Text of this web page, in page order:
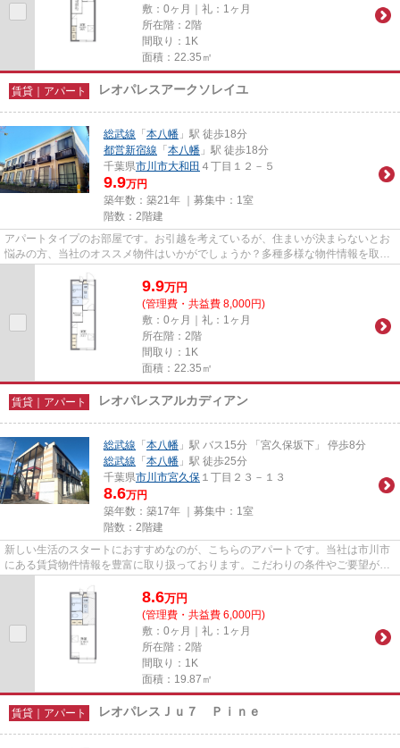
敷：0ヶ月｜礼：1ヶ月
所在階：2階
間取り：1K
面積：22.35㎡
賃貸｜アパート レオパレスアークソレイユ
総武線 「 本八幡 」駅 徒歩18分
都営新宿線 「 本八幡 」駅 徒歩18分
千葉県市川市大和田 ４丁目１２－５
9.9万円
築年数：築21年 ｜募集中： 1室
階数：2階建
アパートタイプのお部屋です。お引越を考えているが、住まいが決まらないとお
悩みの方、当社のオススメ物件はいかがでしょうか？多種多様な物件情報を取り
9.9万円
(管理費・共益費 8,000円)
敷：0ヶ月｜礼：1ヶ月
所在階：2階
間取り：1K
面積：22.35㎡
賃貸｜アパート レオパレスアルカディアン
総武線 「 本八幡 」駅 バス15分 「宮久保坂下」 停歩8分
総武線 「 本八幡 」駅 徒歩25分
千葉県市川市宮久保 １丁目２３－１３
8.6万円
築年数：築17年 ｜募集中： 1室
階数：2階建
新しい生活のスタートにおすすめなのが、こちらのアパートです。当社は市川市
にある賃貸物件情報を豊富に取り扱っております。こだわりの条件やご要望がご
8.6万円
(管理費・共益費 6,000円)
敷：0ヶ月｜礼：1ヶ月
所在階：2階
間取り：1K
面積：19.87㎡
賃貸｜アパート レオパレスＪｕ７ Ｐｉｎｅ